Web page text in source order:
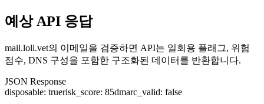
예상 API 응답
mail.loli.vet의 이메일을 검증하면 API는 일회용 플래그, 위험
점수, DNS 구성을 포함한 구조화된 데이터를 반환합니다.
JSON Response
disposable: truerisk_score: 85dmarc_valid: false